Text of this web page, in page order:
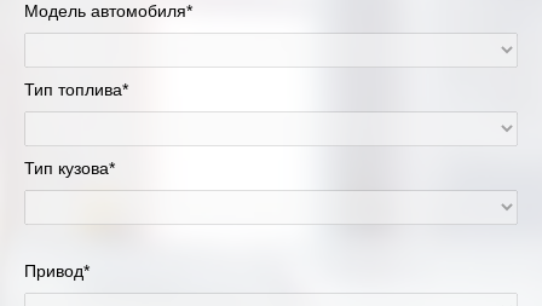
Модель автомобиля*
Тип топлива*
Тип кузова*
Привод*